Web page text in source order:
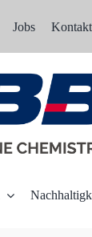
Jobs Kontakt